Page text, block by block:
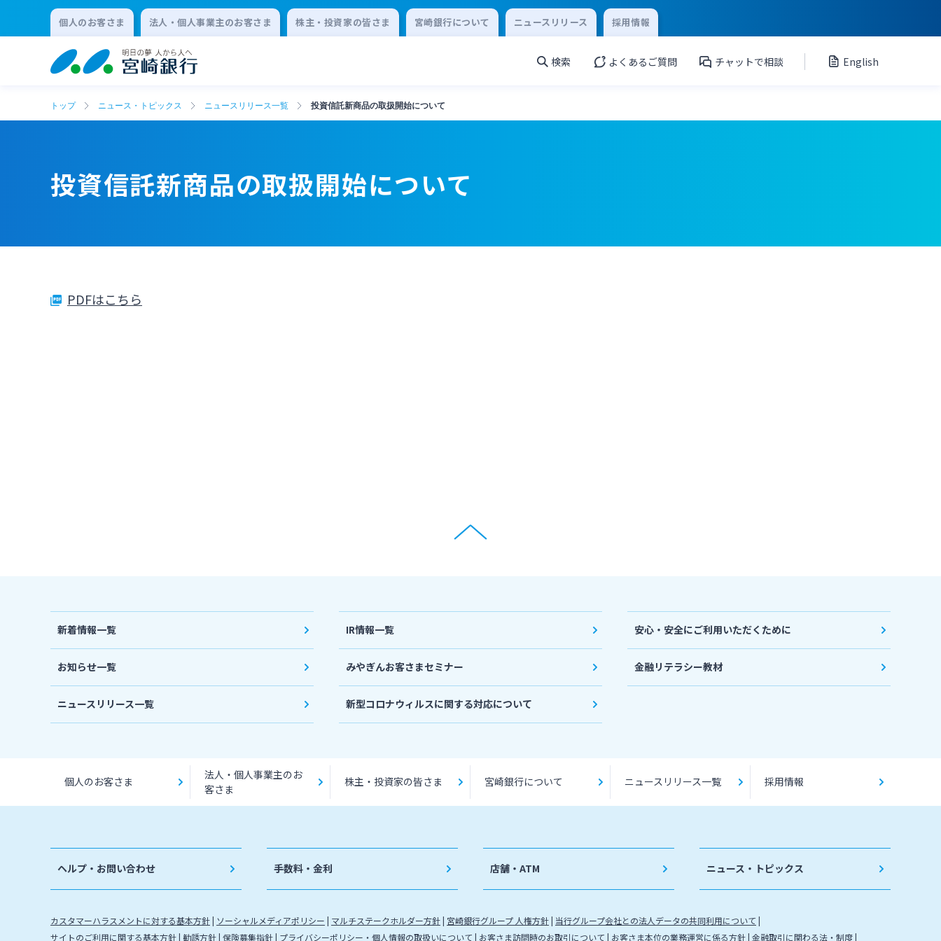
個人のお客さま 法人・個人事業主のお客さま 株主・投資家の皆さま 宮崎銀行について ニュースリリース 採用情報
検索 よくあるご質問 チャットで相談 English
トップ ニュース・トピックス ニュースリリース一覧 投資信託新商品の取扱開始について
投資信託新商品の取扱開始について
PDFはこちら
新着情報一覧
お知らせ一覧
ニュースリリース一覧
IR情報一覧
みやぎんお客さまセミナー
新型コロナウィルスに関する対応について
安心・安全にご利用いただくために
金融リテラシー教材
個人のお客さま
法人・個人事業主のお
客さま
株主・投資家の皆さま 宮崎銀行について ニュースリリース一覧 採用情報
ヘルプ・お問い合わせ 手数料・金利 店舗・ATM ニュース・トピックス
カスタマーハラスメントに対する基本方針 ソーシャルメディアポリシー マルチステークホルダー方針 宮崎銀行グループ 人権方針 当行グループ会社との法人データの共同利用について
サイトのご利用に関する基本方針 勧誘方針 保険募集指針 プライバシーポリシー・個人情報の取扱いについて お客さま訪問時のお取引について お客さま本位の業務運営に係る方針 金融取引に関わる法・制度